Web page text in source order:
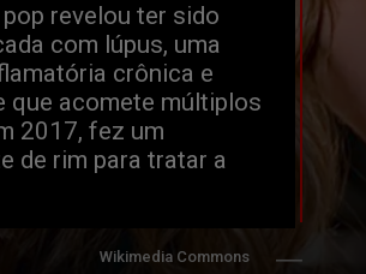
revelou ter sido
com lúpus, uma
crônica e
que acomete múltiplos
2017, fez um
de rim para tratar a
Wikimedia Commons